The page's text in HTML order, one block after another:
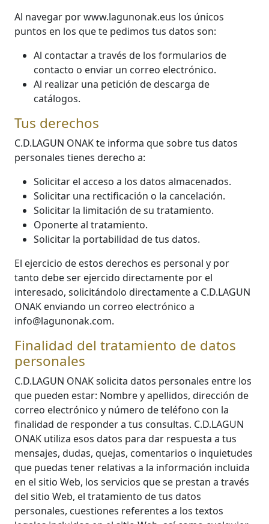
Al navegar por www.lagunonak.eus los únicos
puntos en los que te pedimos tus datos son:
Al contactar a través de los formularios de
contacto o enviar un correo electrónico.
Al realizar una petición de descarga de
catálogos.
Tus derechos
C.D.LAGUN ONAK te informa que sobre tus datos
personales tienes derecho a:
Solicitar el acceso a los datos almacenados.
Solicitar una rectificación o la cancelación.
Solicitar la limitación de su tratamiento.
Oponerte al tratamiento.
Solicitar la portabilidad de tus datos.
El ejercicio de estos derechos es personal y por
tanto debe ser ejercido directamente por el
interesado, solicitándolo directamente a C.D.LAGUN
ONAK enviando un correo electrónico a
info@lagunonak.com.
Finalidad del tratamiento de datos
personales
C.D.LAGUN ONAK solicita datos personales entre los
que pueden estar: Nombre y apellidos, dirección de
correo electrónico y número de teléfono con la
finalidad de responder a tus consultas. C.D.LAGUN
ONAK utiliza esos datos para dar respuesta a tus
mensajes, dudas, quejas, comentarios o inquietudes
que puedas tener relativas a la información incluida
en el sitio Web, los servicios que se prestan a través
del sitio Web, el tratamiento de tus datos
personales, cuestiones referentes a los textos